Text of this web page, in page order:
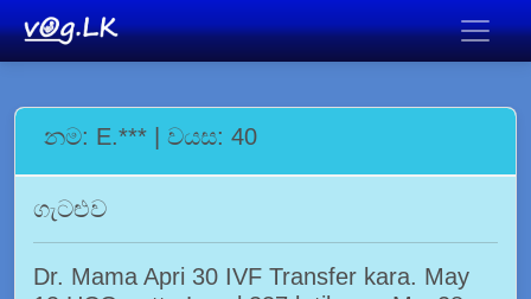
නම: E.*** | වයස: 40
ගැටළුව
Dr. Mama Apri 30 IVF Transfer kara. May